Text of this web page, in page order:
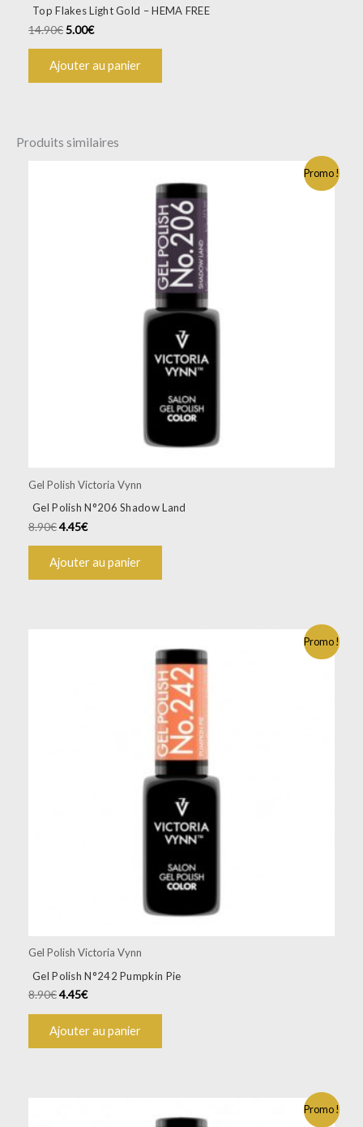
Top Flakes Light Gold – HEMA FREE
14.90€5.00€
Ajouter au panier
Produits similaires
Promo !
Gel Polish Victoria Vynn
Gel Polish N°206 Shadow Land
8.90€4.45€
Ajouter au panier
Promo !
Gel Polish Victoria Vynn
Gel Polish N°242 Pumpkin Pie
8.90€4.45€
Ajouter au panier
Promo !